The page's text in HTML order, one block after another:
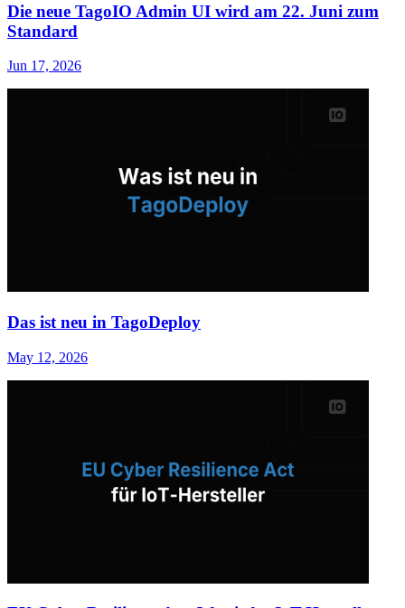
Die neue TagoIO Admin UI wird am 22. Juni zum
Standard
Jun 17, 2026
Das ist neu in TagoDeploy
May 12, 2026